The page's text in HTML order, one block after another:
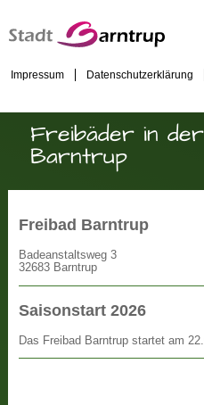
Impressum Datenschutzerklärung
Freibäder in
Barntrup
Freibad Barntrup
Badeanstaltsweg 3
32683 Barntrup
Saisonstart 2026
Das Freibad Barntrup startet am